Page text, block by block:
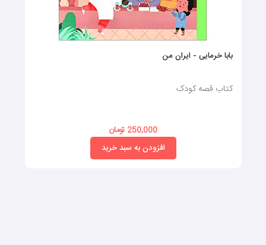
بابا خرمایی - ایران من
کتاب قصه کودک
250,000 تومان
افزودن به سبد خرید